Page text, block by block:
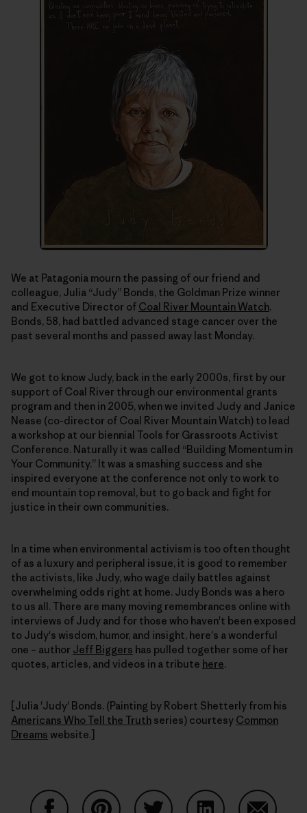
We at Patagonia mourn the passing of our friend and
colleague, Julia “Judy” Bonds, the Goldman Prize winner
and Executive Director of Coal River Mountain Watch.
Bonds, 58, had battled advanced stage cancer over the
past several months and passed away last Monday.
We got to know Judy, back in the early 2000s, first by our
support of Coal River through our environmental grants
program and then in 2005, when we invited Judy and Janice
Nease (co-director of Coal River Mountain Watch) to lead
a workshop at our biennial Tools for Grassroots Activist
Conference. Naturally it was called “Building Momentum in
Your Community.” It was a smashing success and she
inspired everyone at the conference not only to work to
end mountain top removal, but to go back and fight for
justice in their own communities.
In a time when environmental activism is too often thought
of as a luxury and peripheral issue, it is good to remember
the activists, like Judy, who wage daily battles against
overwhelming odds right at home. Judy Bonds was a hero
to us all. There are many moving remembrances online with
interviews of Judy and for those who haven't been exposed
to Judy's wisdom, humor, and insight, here's a wonderful
one – author Jeff Biggers has pulled together some of her
quotes, articles, and videos in a tribute here.
[Julia 'Judy' Bonds. (Painting by Robert Shetterly from his
Americans Who Tell the Truth series) courtesy Common
Dreams website.]